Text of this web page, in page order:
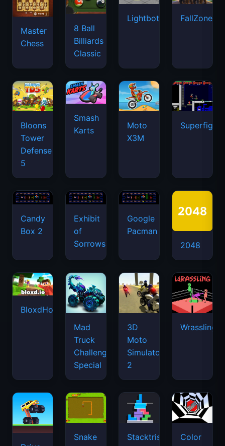
Master
Chess
8 Ball
Billiards
Classic
Lightbot FallZone.io
Bloons
Tower
Defense
5
Smash
Karts
Moto
X3M
Candy
Box 2
Exhibit
of
Sorrows
Google
Pacman
2048
BloxdHop.io
Mad
Truck
Challenge
Special
3D
Moto
Simulator
2
Wrassling
Snake
Stacktris
Color